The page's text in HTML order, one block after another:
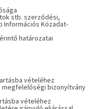
stb. szerződési,
Információs Közadat-
határozatai
vételéhez
bizonyítvány
vételéhez